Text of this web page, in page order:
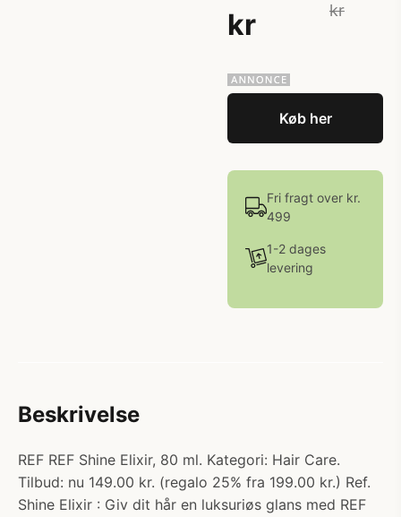
kr
kr
Køb her
Fri fragt over kr.
499
1-2 dages
levering
Beskrivelse
REF REF Shine Elixir, 80 ml. Kategori: Hair Care.
Tilbud: nu 149.00 kr. (regalo 25% fra 199.00 kr.) Ref.
Shine Elixir : Giv dit hår en luksuriøs glans med REF